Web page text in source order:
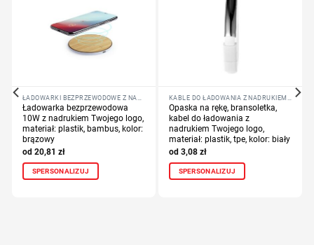
ŁADOWARKI BEZPRZEWODOWE Z NADRUKIEM LOGO
Ładowarka bezprzewodowa
10W z nadrukiem Twojego logo,
materiał: plastik, bambus, kolor:
brązowy
20,81 zł
SPERSONALIZUJ
KABLE DO ŁADOWANIA Z NADRUKIEM LOGO
Opaska na rękę, bransoletka,
kabel do ładowania z
nadrukiem Twojego logo,
materiał: plastik, tpe, kolor: biały
3,08 zł
SPERSONALIZUJ